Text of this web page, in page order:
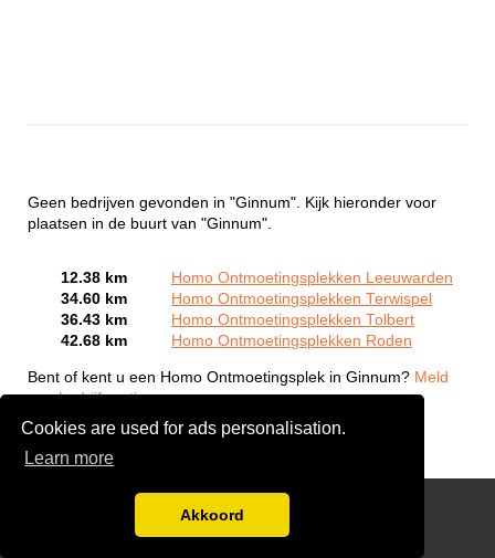
Cookies are used for ads personalisation.
Learn more
Akkoord
Geen bedrijven gevonden in "Ginnum". Kijk hieronder voor
plaatsen in de buurt van "Ginnum".
12.38 km
Homo Ontmoetingsplekken Leeuwarden
34.60 km
Homo Ontmoetingsplekken Terwispel
36.43 km
Homo Ontmoetingsplekken Tolbert
42.68 km
Homo Ontmoetingsplekken Roden
Bent of kent u een Homo Ontmoetingsplek in Ginnum? Meld
een bedrijf gratis aan